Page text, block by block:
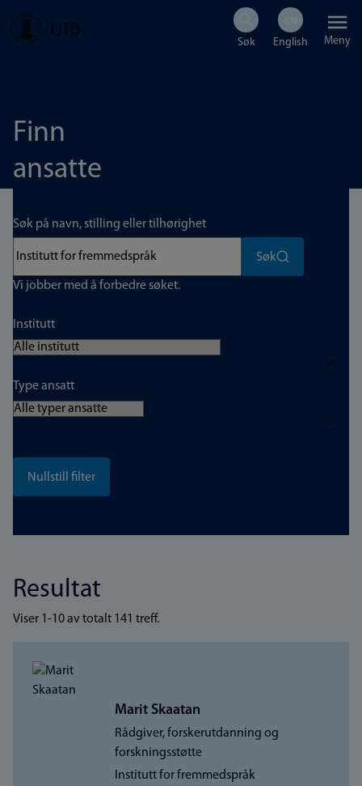
Hopp
Meny
Finn
ansatte
Søk på navn, stilling eller tilhørighet
Søk
Vi jobber med å forbedre søket.
Institutt
Type ansatt
Resultat
Viser 1-10 av totalt 141 treff.
Marit Skaatan
Rådgiver, forskerutdanning og
forskningsstøtte
Institutt for fremmedspråk